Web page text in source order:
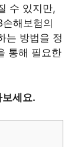
수 있지만,
해보험의
는 방법을 정
통해 필요한
세요.